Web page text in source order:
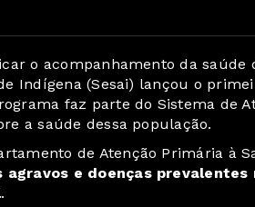
o acompanhamento da
Indígena (Sesai) lançou o
faz parte do Sistema de
a saúde dessa população.
de Atenção Primária à
e doenças
.